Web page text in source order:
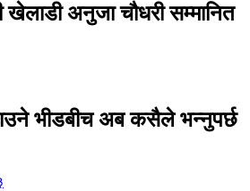
खेलाडी अनुजा चौधरी सम्मानित
भीडबीच अब कसैले भन्नुपर्छ